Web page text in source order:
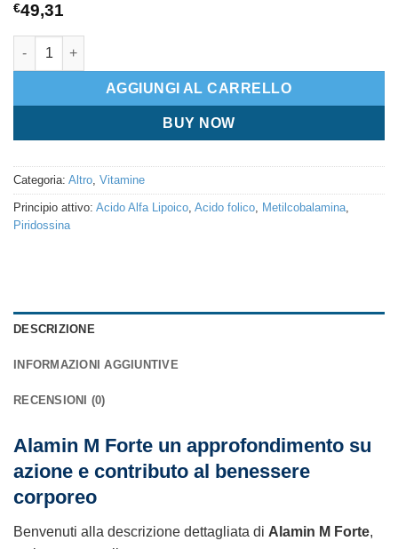
€49,31
Alamin M Forte quantità
AGGIUNGI AL CARRELLO
BUY NOW
Categoria: Altro Vitamine
Principio attivo: Acido Alfa Lipoico Acido folico Metilcobalamina
Piridossina
DESCRIZIONE
INFORMAZIONI AGGIUNTIVE
RECENSIONI (0)
Alamin M Forte un approfondimento su
azione e contributo al benessere
corporeo
Benvenuti alla descrizione dettagliata di Alamin M Forte,